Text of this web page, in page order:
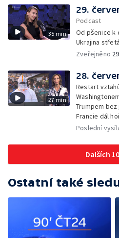
trochu jiná
35 min
29.
Podcast
Od pšenice k
Ukrajina
Zveřejněno
27 min
28.
Restart
Trumpem
Francie dál
jihozápadě
polské
londýnské
Poslední
Dalších
Ostatní také